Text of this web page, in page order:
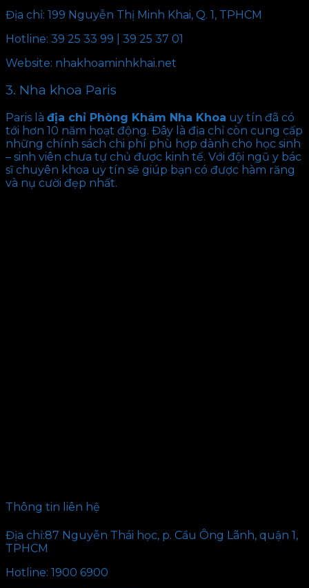
Địa chỉ: 199 Nguyễn Thị Minh Khai, Q. 1, TPHCM
Hotline: 39 25 33 99 | 39 25 37 01
Website: nhakhoaminhkhai.net
3. Nha khoa Paris
Paris là địa chỉ Phòng Khám Nha Khoa uy tín đã có
tới hơn 10 năm hoạt động. Đây là địa chỉ còn cung cấp
những chính sách chi phí phù hợp dành cho học sinh
– sinh viên chưa tự chủ được kinh tế. Với đội ngũ y bác
sĩ chuyên khoa uy tín sẽ giúp bạn có được hàm răng
và nụ cười đẹp nhất.
Thông tin liên hệ
Địa chỉ:87 Nguyễn Thái học, p. Cầu Ông Lãnh, quận 1,
TPHCM
Hotline: 1900 6900